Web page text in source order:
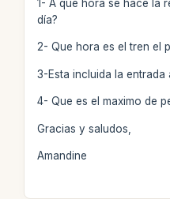
1- A que hora se hace la
día?
2- Que hora es el tren el
3-Esta incluida la
4- Que es el maximo de
Gracias y saludos,
Amandine